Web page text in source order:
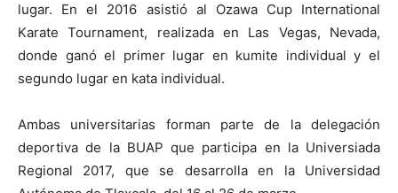
lugar. En el 2016 asistió al Ozawa Cup International
Karate Tournament, realizada en Las Vegas, Nevada,
donde ganó el primer lugar en kumite individual y el
segundo lugar en kata individual.
Ambas universitarias forman parte de la delegación
deportiva de la BUAP que participa en la Universiada
Regional 2017, que se desarrolla en la Universidad